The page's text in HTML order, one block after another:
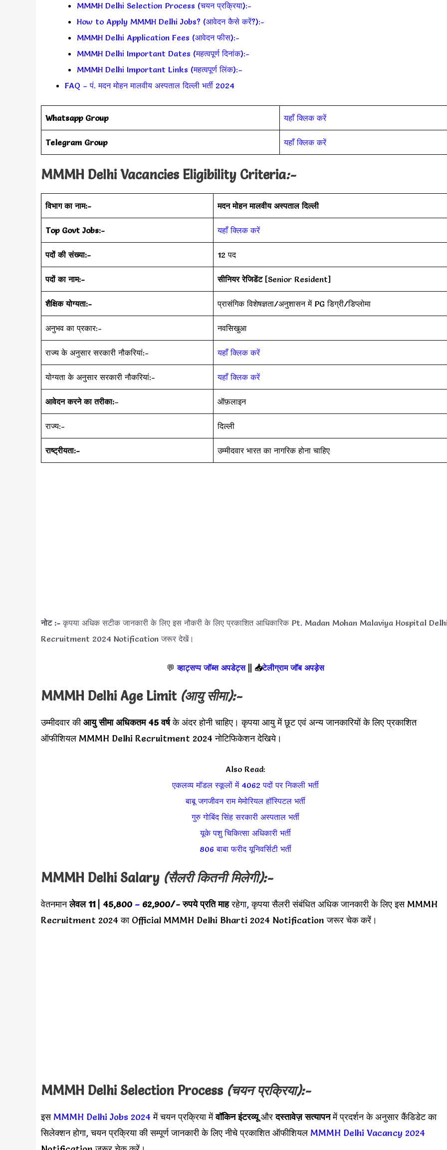
MMMH Delhi Selection Process (चयन प्रक्रिया):-
How to Apply MMMH Delhi Jobs? (आवेदन कैसे करें?):-
MMMH Delhi Application Fees (आवेदन फीस):-
MMMH Delhi Important Dates (महत्वपूर्ण दिनांक):-
MMMH Delhi Important Links (महत्वपूर्ण लिंक):–
FAQ – पं. मदन मोहन मालवीय अस्पताल दिल्ली भर्ती 2024
Whatsapp Group यहाँ क्लिक करें
Telegram Group यहाँ क्लिक करें
MMMH Delhi Vacancies Eligibility Criteria:-
विभाग का नाम:- मदन मोहन मालवीय अस्पताल दिल्ली
Top Govt Jobs:- यहाँ क्लिक करें
पदों की संख्या:- 12 पद
पदों का नाम:- सीनियर रेजिडेंट[Senior Resident]
शैक्षिक योग्यता:- प्रासंगिक विशेषज्ञता/अनुशासन में PG डिग्री/डिप्लोमा
अनुभव का प्रकार:- नवसिखुआ
राज्य के अनुसार सरकारी नौकरियां:- यहाँ क्लिक करें
योग्यता के अनुसार सरकारी नौकरियां:- यहाँ क्लिक करें
आवेदन करने का तरीका:– ऑफ़लाइन
राज्य:- दिल्ली
राष्ट्रीयता:- उम्मीदवार भारत का नागरिक होना चाहिए
नोट :- कृपया अधिक सटीक जानकारी के लिए इस नौकरी के लिए प्रकाशित आधिकारिक Pt. Madan Mohan Malaviya Hospital
Recruitment 2024 Notification जरूर देखें।
💬 व्हाट्सप्प जॉब्स अपडेट्स|| 📥टेलीग्राम जॉब अपड़ेस
MMMH Delhi Age Limit (आयु सीमा):-
उम्मीदवार कीआयु सीमा अधिकतम 45 वर्षके अंदर होनी चाहिए। कृपया आयु में छूट एवं अन्य जानकारियों के लिए प्रकाशित
ऑफीशियल MMMH Delhi Recruitment 2024 नोटिफिकेशन देखिये।
Also Read:
एकलव्य मॉडल स्कूलों में 4062 पदों पर निकली भर्ती
बाबू जगजीवन राम मेमोरियल हॉस्पिटल भर्ती
गुरु गोबिंद सिंह सरकारी अस्पताल भर्ती
यूके पशु चिकित्सा अधिकारी भर्ती
806 बाबा फरीद यूनिवर्सिटी भर्ती
MMMH Delhi Salary (सैलरी कितनी मिलेगी):-
वेतनमानलेवल 11| 45,800 – 62,900/- रुपये प्रति माहरहेगा,कृपया सैलरी संबंधित अधिक जानकारी के लिए इस MMMH
Recruitment 2024 का Official MMMH Delhi Bharti 2024 Notification जरूर चेक करें।
MMMH Delhi Selection Process (चयन प्रक्रिया):-
इस MMMH Delhi Jobs 2024में चयन प्रक्रिया मेंवॉकिन इंटरव्यू औरदस्तावेज़ सत्यापन में प्रदर्शन के अनुसार कैंडिडेट का
सिलेक्शन होगा, चयन प्रक्रिया की सम्पूर्ण जानकारी के लिए नीचे प्रकाशित ऑफीशियल MMMH Delhi Vacancy 2024